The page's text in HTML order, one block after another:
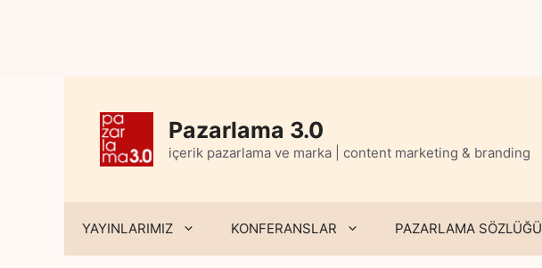
Pazarlama 3.0
içerik pazarlama ve marka | content marketing & branding
YAYINLARIMIZ KONFERANSLAR PAZARLAMA SÖZLÜĞÜ